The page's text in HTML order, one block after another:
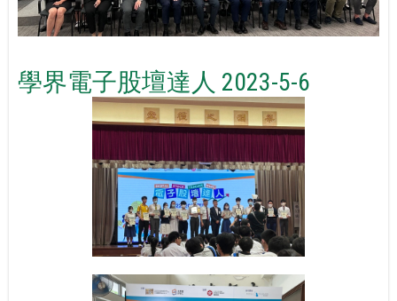
學界電子股壇達人 2023-5-6